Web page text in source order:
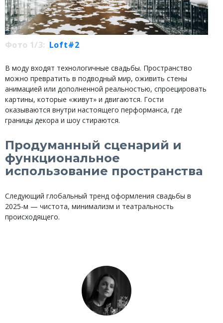
Фото 1/3: Loft#2
В моду входят технологичные свадьбы. Пространство
можно превратить в подводный мир, оживить стены
анимацией или дополненной реальностью, спроецировать
картины, которые «живут» и двигаются. Гости
оказываются внутри настоящего перформанса, где
границы декора и шоу стираются.
Продуманный сценарий и
функциональное
использование пространства
Следующий глобальный тренд оформления свадьбы в
2025-м — чистота, минимализм и театральность
происходящего.